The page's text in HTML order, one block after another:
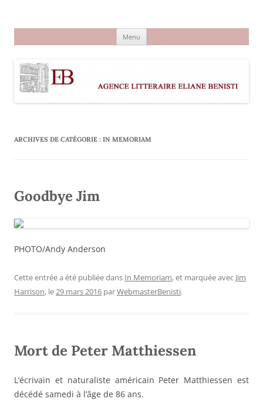
Menu
ARCHIVES DE CATÉGORIE : IN MEMORIAM
Goodbye Jim
PHOTO/Andy Anderson
Cette entrée a été publiée dans In Memoriam, et marquée avec Jim
Harrison, le29 mars 2016 parWebmasterBenisti.
Mort de Peter Matthiessen
L’écrivain et naturaliste américain Peter Matthiessen est
décédé samedi à l’âge de 86 ans.